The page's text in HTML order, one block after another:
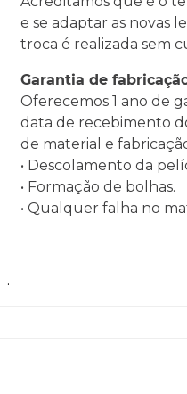
e se adaptar as novas
troca é realizada sem
Garantia de
Oferecemos 1 ano de
data de recebimento
de material e
• Descolamento da
• Formação de bolhas.
• Qualquer falha no
.